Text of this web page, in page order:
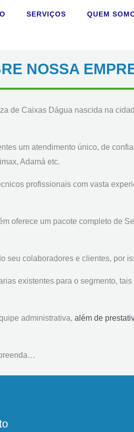
SERVIÇOS QUEM
NOSSA
de Caixas Dágua nascida na
um atendimento único, de
Adamá etc.
profissionais com vasta
oferece um pacote completo de
seu colaboradores e clientes, por
existentes para o segmento, tais
administrativa, além de